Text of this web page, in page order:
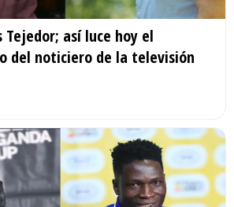
Tejedor; así luce hoy el
del noticiero de la televisión